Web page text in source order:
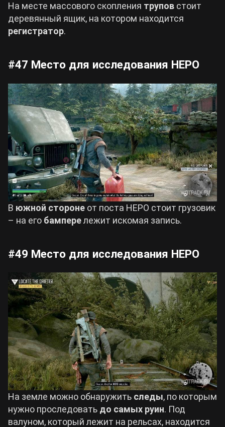
На месте массового скопления трупов стоит
деревянный ящик, на котором находится
регистратор.
#47 Место для исследования НЕРО
В южной стороне от поста НЕРО стоит грузовик
– на его бамперележит искомая запись.
#49 Место для исследования НЕРО
На земле можно обнаружить следы, по которым
нужно проследовать до самых руин. Под
валуном, который лежит на рельсах, находится